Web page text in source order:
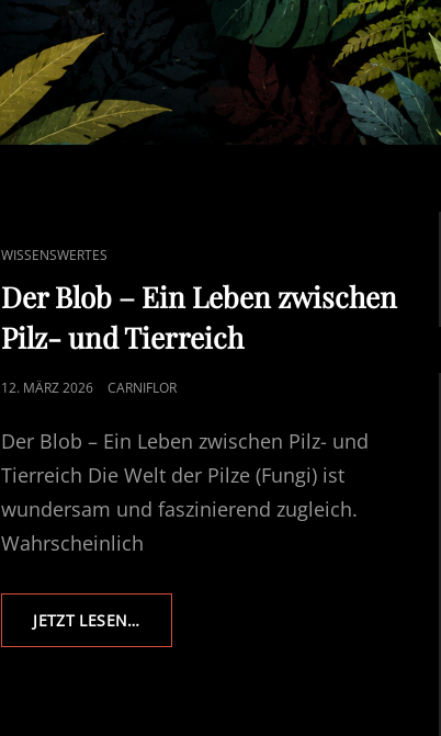
CAT
LINKS
WISSENSWERTES
Der Blob – Ein Leben zwischen
Pilz- und Tierreich
POSTED
12. MÄRZ 2026 CARNIFLOR
Der Blob – Ein Leben zwischen Pilz- und
Tierreich Die Welt der Pilze (Fungi) ist
wundersam und faszinierend zugleich.
Wahrscheinlich
JETZT LESEN…DER
BLOB